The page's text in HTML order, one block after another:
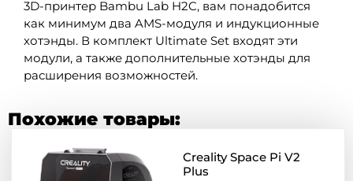
3D-принтер Bambu Lab H2C, вам понадобится
как минимум два AMS-модуля и индукционные
хотэнды. В комплект Ultimate Set входят эти
модули, а также дополнительные хотэнды для
расширения возможностей.
Похожие товары:
Creality Space Pi V2
Plus